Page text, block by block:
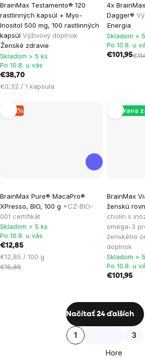
BrainMax Testamento® 120
rastlinných kapsúl + Myo-
Inositol 500 mg, 100 rastlinných
kapsúl Výživový doplnok
Ženské zdravie
Skladom > 5 ks
Po 10.8. u vás
€38,70
Jednotková
€0,32 / 1 kapsula
4x
Dagger®
Energia
hodnotenie
produktu
je
4,8
z
Skladom >
Po 10.8. u
€101,95
–18 %
BrainMax Pure® MacaPro®
XPresso, BIO, 100 g *CZ-BIO-
001 certifikát
Skladom > 5 ks
Po 10.8. u vás
€12,85
Jednotková
cena:
€12,85 / 100 g
€15,85
Doprava
BrainMax
ženskú
cholín s
omega-3
ženského
doplnok
Skladom >
Po 10.8. u
€101,95
Ovládacie
výpisu
Načítať 24 ďalších
Stránkovanie
1 3
Hore